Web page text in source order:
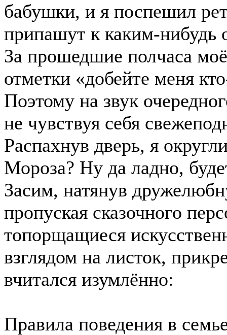
бабушки, и я поспешил
припашут к каким-
За прошедшие полчаса
отметки «добейте меня
Поэтому на звук
не чувствуя себя
Распахнув дверь, я
Мороза? Ну да ладно,
Засим, натянув
пропуская сказочного
топорщащиеся
взглядом на листок,
вчитался изумлённо:
Правила поведения в